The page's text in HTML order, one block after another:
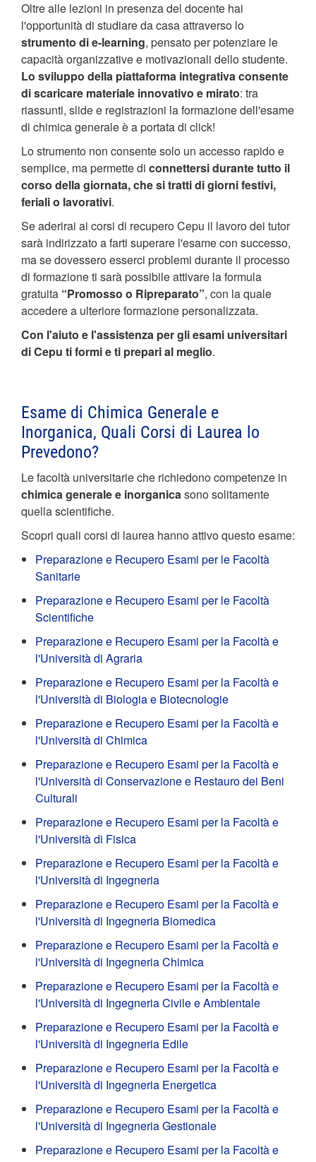
Oltre alle lezioni in presenza del docente hai
l'opportunità di studiare da casa attraverso lo
strumento di e-learning, pensato per potenziare le
capacità organizzative e motivazionali dello studente.
Lo sviluppo della piattaforma integrativa consente
di scaricare materiale innovativo e mirato: tra
riassunti, slide e registrazioni la formazione dell'esame
di chimica generale è a portata di click!
Lo strumento non consente solo un accesso rapido e
semplice, ma permette di connettersi durante tutto il
corso della giornata, che si tratti di giorni festivi,
feriali o lavorativi.
Se aderirai ai corsi di recupero Cepu il lavoro dei tutor
sarà indirizzato a farti superare l'esame con successo,
ma se dovessero esserci problemi durante il processo
di formazione ti sarà possibile attivare la formula
gratuita “Promosso o Ripreparato”, con la quale
accedere a ulteriore formazione personalizzata.
Con l'aiuto e l'assistenza per gli esami universitari
di Cepu ti formi e ti prepari al meglio.
Esame di Chimica Generale e
Inorganica, Quali Corsi di Laurea lo
Prevedono?
Le facoltà universitarie che richiedono competenze in
chimica generale e inorganicasono solitamente
quella scientifiche.
Scopri quali corsi di laurea hanno attivo questo esame:
Preparazione e Recupero Esami per le Facoltà
Sanitarie
Preparazione e Recupero Esami per le Facoltà
Scientifiche
Preparazione e Recupero Esami per la Facoltà e
l'Università di Agraria
Preparazione e Recupero Esami per la Facoltà e
l'Università di Biologia e Biotecnologie
Preparazione e Recupero Esami per la Facoltà e
l'Università di Chimica
Preparazione e Recupero Esami per la Facoltà e
l'Università di Conservazione e Restauro dei Beni
Culturali
Preparazione e Recupero Esami per la Facoltà e
l'Università di Fisica
Preparazione e Recupero Esami per la Facoltà e
l'Università di Ingegneria
Preparazione e Recupero Esami per la Facoltà e
l'Università di Ingegneria Biomedica
Preparazione e Recupero Esami per la Facoltà e
l'Università di Ingegneria Chimica
Preparazione e Recupero Esami per la Facoltà e
l'Università di Ingegneria Civile e Ambientale
Preparazione e Recupero Esami per la Facoltà e
l'Università di Ingegneria Edile
Preparazione e Recupero Esami per la Facoltà e
l'Università di Ingegneria Energetica
Preparazione e Recupero Esami per la Facoltà e
l'Università di Ingegneria Gestionale
Preparazione e Recupero Esami per la Facoltà e